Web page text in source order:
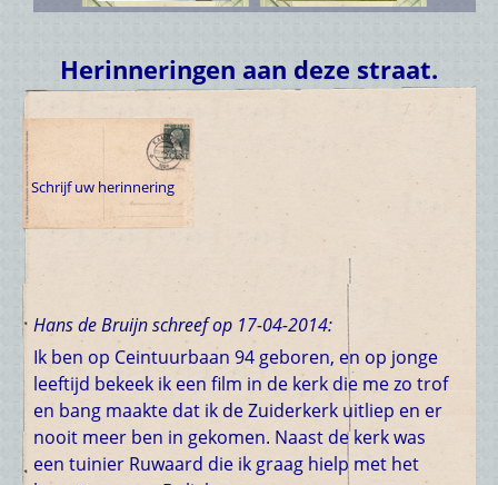
Herinneringen aan deze straat.
Schrijf uw herinnering
Hans de Bruijn schreef op 17-04-2014:
Ik ben op Ceintuurbaan 94 geboren, en op jonge
leeftijd bekeek ik een film in de kerk die me zo trof
en bang maakte dat ik de Zuiderkerk uitliep en er
nooit meer ben in gekomen. Naast de kerk was
een tuinier Ruwaard die ik graag hielp met het
(optioneel)